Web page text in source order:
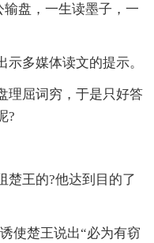
盘，一生读墨子，一
多媒体读文的提示。
理屈词穷，于是只好答
?
楚王的?他达到目的了
使楚王说出“必为有窃